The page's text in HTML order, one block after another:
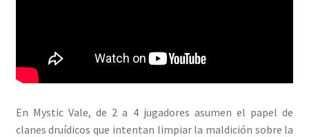
En Mystic Vale, de 2 a 4 jugadores asumen el papel de
clanes druídicos que intentan limpiar la maldición sobre la